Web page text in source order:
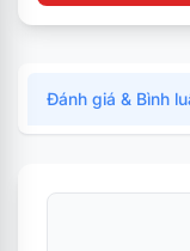
Đánh giá & Bình